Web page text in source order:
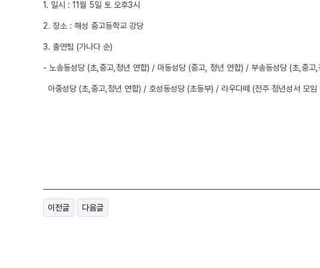
1. 일시 : 11월 5일 토 오후3시
2. 장소 : 해성 중고등학교 강당
3. 출연팀 (가나다 순)
- 노송동성당 (초,중고,청년 연합) / 마동성당 (중고, 청년 연합) / 부송동성당 (초,중고
아중성당 (초,중고,청년 연합) / 호성동성당 (초등부) / 라우다떼 (전주 청년성서 모임
이전글 다음글